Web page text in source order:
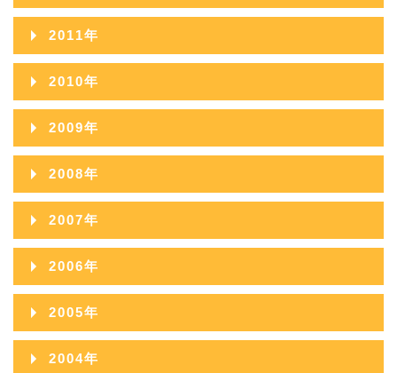
2014年10月
2014年09月
2014年08月
2014年07月
2014年06月
2014年05月
2014年03月
2014年02月
2014年01月
2013年11月
2013年10月
2013年09月
2013年08月
2013年07月
2013年06月
2013年05月
2013年03月
2013年02月
2012年12月
2012年11月
2012年10月
2012年09月
2012年08月
2012年07月
2012年06月
2012年05月
2012年03月
2011年
2011年12月
2011年11月
2011年10月
2011年09月
2011年08月
2011年07月
2011年06月
2011年05月
2010年
2010年12月
2010年11月
2010年10月
2010年09月
2010年08月
2010年07月
2010年06月
2009年
2009年12月
2009年11月
2009年10月
2009年09月
2009年08月
2009年07月
2008年
2008年12月
2008年11月
2008年10月
2008年09月
2008年08月
2007年
2007年12月
2007年11月
2007年10月
2007年09月
2006年
2006年12月
2006年11月
2005年
2005年12月
2004年